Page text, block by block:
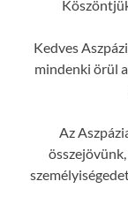
Kedves
mindenki örül
Az